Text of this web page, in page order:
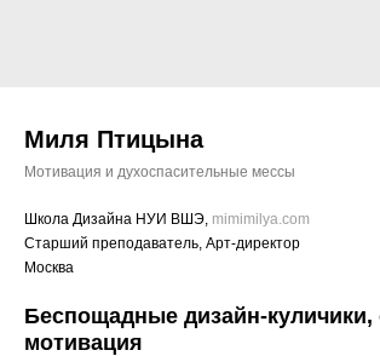
Миля Птицына
Мотивация и духоспасительные мессы
Школа Дизайна НУИ ВШЭ, mimimilya.com
Старший преподаватель, Арт-директор
Москва
Беспощадные дизайн-куличики,
мотивация